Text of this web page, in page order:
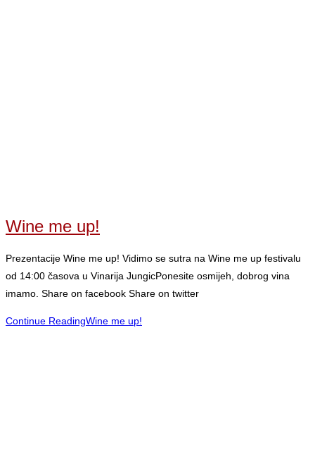
Wine me up!
Prezentacije Wine me up! Vidimo se sutra na Wine me up festivalu
od 14:00 časova u Vinarija JungicPonesite osmijeh, dobrog vina
imamo. Share on facebook Share on twitter
Continue ReadingWine me up!